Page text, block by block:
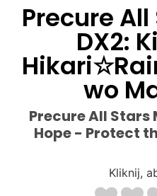
Precure
DX2:
wo
Precure All Stars
Hope - Protect
Kliknij,